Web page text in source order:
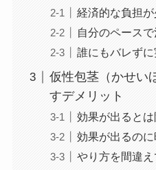
経済的な負担
自分のペース
誰にもバレず
仮性包茎（かせい
すデメリット
効果が出ると
効果が出るの
やり方を間違